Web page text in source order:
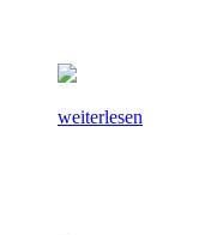
weiterlesen